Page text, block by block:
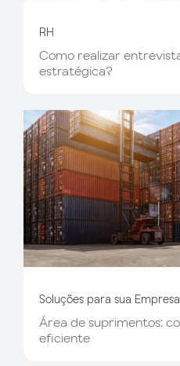
RH
Como realizar
estratégica?
Soluções para sua Empresa
Área de suprimentos:
eficiente